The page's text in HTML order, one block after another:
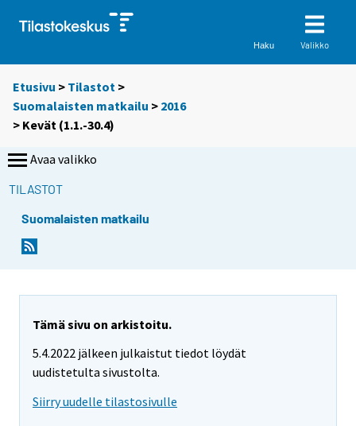
Haku Valikko
Etusivu > Tilastot >
Suomalaisten matkailu > 2016
> Kevät (1.1.-30.4)
Avaa valikko
TILASTOT
Suomalaisten matkailu
Tämä sivu on arkistoitu.
5.4.2022 jälkeen julkaistut tiedot löydät
uudistetulta sivustolta.
Siirry uudelle tilastosivulle